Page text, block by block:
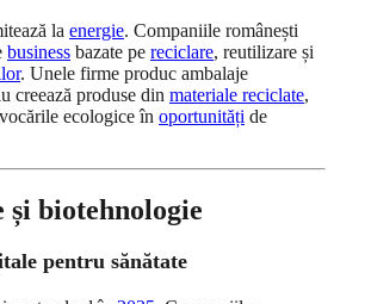
la energie. Companiile românești
business bazate pe reciclare, reutilizare și
. Unele firme produc ambalaje
creează produse din materiale reciclate,
ecologice în oportunități de
și biotehnologie
pentru sănătate